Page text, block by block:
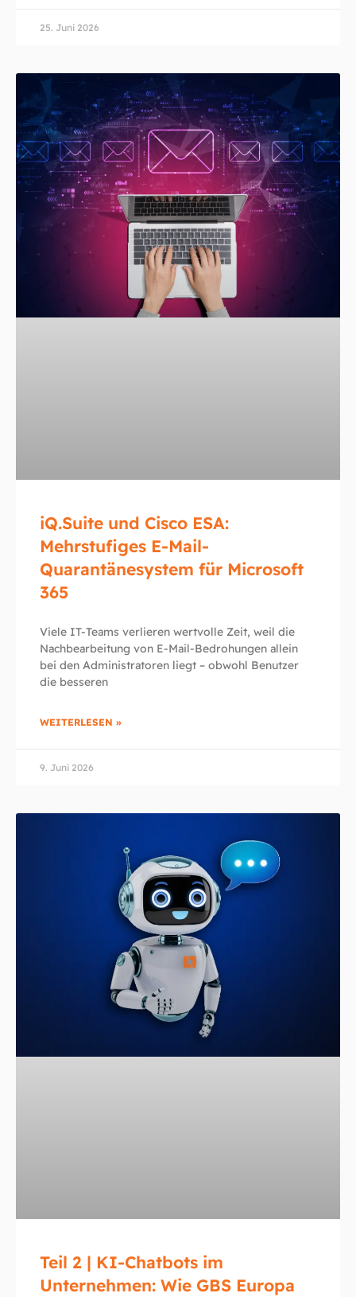
25. Juni 2026
iQ.Suite und Cisco ESA:
Mehrstufiges E-Mail-
Quarantänesystem für Microsoft
365
Viele IT-Teams verlieren wertvolle Zeit, weil die
Nachbearbeitung von E-Mail-Bedrohungen allein
bei den Administratoren liegt – obwohl Benutzer
die besseren
WEITERLESEN »
9. Juni 2026
Teil 2 | KI-Chatbots im
Unternehmen: Wie GBS Europa